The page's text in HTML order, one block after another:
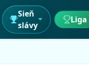
Sieň
slávy
Liga